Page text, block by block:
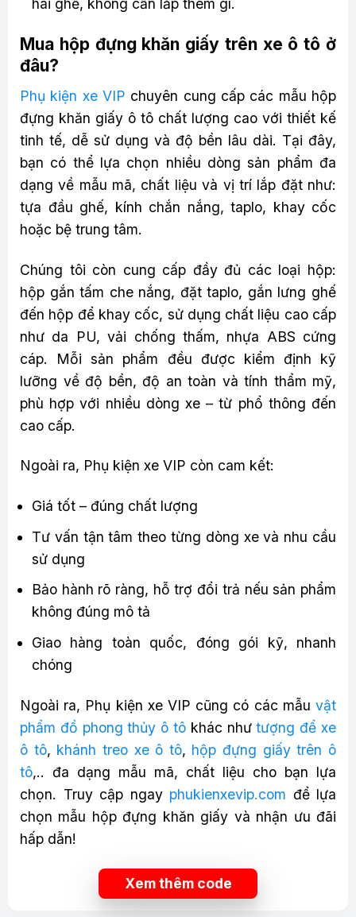
hai ghế, không cần lắp thêm gì.
Mua hộp đựng khăn giấy trên xe ô tô ở
đâu?
Phụ kiện xe VIP chuyên cung cấp các mẫu hộp
đựng khăn giấy ô tô chất lượng cao với thiết kế
tinh tế, dễ sử dụng và độ bền lâu dài. Tại đây,
bạn có thể lựa chọn nhiều dòng sản phẩm đa
dạng về mẫu mã, chất liệu và vị trí lắp đặt như:
tựa đầu ghế, kính chắn nắng, taplo, khay cốc
hoặc bệ trung tâm.
Chúng tôi còn cung cấp đầy đủ các loại hộp:
hộp gắn tấm che nắng, đặt taplo, gắn lưng ghế
đến hộp để khay cốc, sử dụng chất liệu cao cấp
như da PU, vải chống thấm, nhựa ABS cứng
cáp. Mỗi sản phẩm đều được kiểm định kỹ
lưỡng về độ bền, độ an toàn và tính thẩm mỹ,
phù hợp với nhiều dòng xe – từ phổ thông đến
cao cấp.
Ngoài ra, Phụ kiện xe VIP còn cam kết:
Giá tốt – đúng chất lượng
Tư vấn tận tâm theo từng dòng xe và nhu cầu
sử dụng
Bảo hành rõ ràng, hỗ trợ đổi trả nếu sản phẩm
không đúng mô tả
Giao hàng toàn quốc, đóng gói kỹ, nhanh
chóng
Ngoài ra, Phụ kiện xe VIP cũng có các mẫu vật
phẩm đồ phong thủy ô tô khác nhưtượng để xe
ô tô, khánh treo xe ô tô, hộp đựng giấy trên ô
tô,.. đa dạng mẫu mã, chất liệu cho bạn lựa
chọn. Truy cập ngayphukienxevip.com để lựa
chọn mẫu hộp đựng khăn giấy và nhận ưu đãi
hấp dẫn!
Xem thêm code